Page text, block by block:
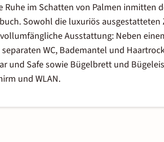
Ruhe im Schatten von Palmen inmitten
Sowohl die luxuriös
Ausstattung: Neben
WC, Bademantel und
und Safe sowie Bügelbrett und
und WLAN.